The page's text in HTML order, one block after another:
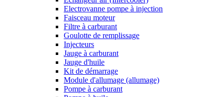
Electrovanne pompe à injection
Faisceau moteur
Filtre à carburant
Goulotte de remplissage
Injecteurs
Jauge à carburant
Jauge d'huile
Kit de démarrage
Module d'allumage (allumage)
Pompe à carburant